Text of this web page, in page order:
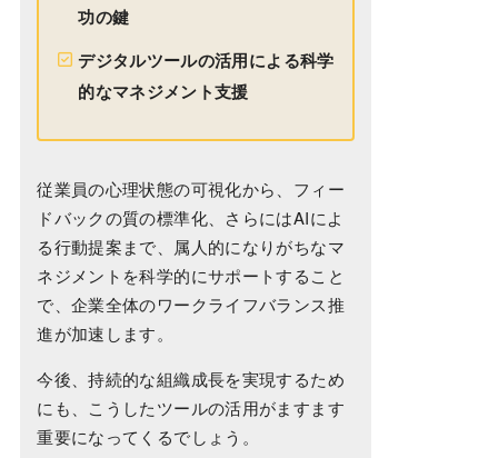
功の鍵
デジタルツールの活用による科学
的なマネジメント支援
従業員の心理状態の可視化から、フィー
ドバックの質の標準化、さらにはAIによ
る行動提案まで、属人的になりがちなマ
ネジメントを科学的にサポートすること
で、企業全体のワークライフバランス推
進が加速します。
今後、持続的な組織成長を実現するため
にも、こうしたツールの活用がますます
重要になってくるでしょう。